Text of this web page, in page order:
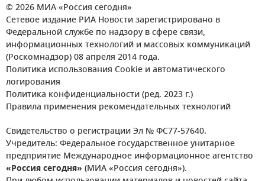
© 2026 МИА «Россия сегодня»
Сетевое издание РИА Новости зарегистрировано в
Федеральной службе по надзору в сфере связи,
информационных технологий и массовых коммуникаций
(Роскомнадзор) 08 апреля 2014 года.
Политика использования Cookie и автоматического
логирования
Политика конфиденциальности (ред. 2023 г.)
Правила применения рекомендательных технологий
Свидетельство о регистрации Эл № ФС77-57640.
Учредитель: Федеральное государственное унитарное
предприятие Международное информационное агентство
«Россия сегодня» (МИА «Россия сегодня»).